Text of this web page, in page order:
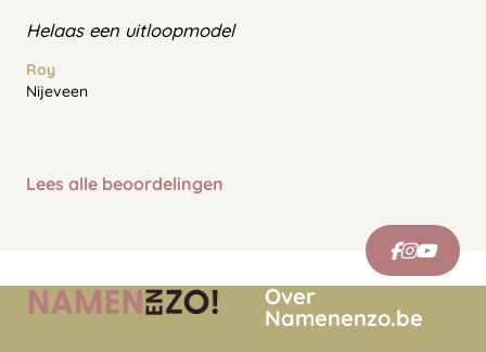
Helaas een uitloopmodel
Roy
Nijeveen
Lees alle beoordelingen
Over
Namenenzo.be